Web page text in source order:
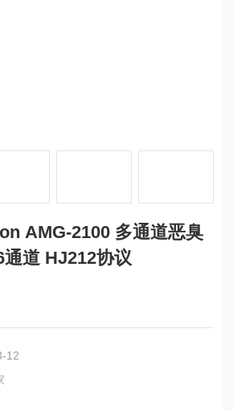
AMG-2100 多通道恶臭
道 HJ212协议
12